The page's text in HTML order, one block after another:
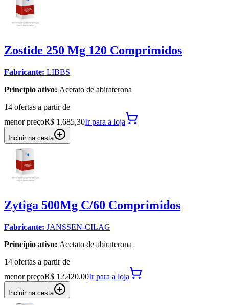
Zostide 250 Mg 120 Comprimidos
Fabricante: LIBBS
Princípio ativo: Acetato de abiraterona
14 ofertas a partir de
menor preçoR$ 1.685,30Ir para a loja
Incluir na cesta
Zytiga 500Mg C/60 Comprimidos
Fabricante: JANSSEN-CILAG
Princípio ativo: Acetato de abiraterona
14 ofertas a partir de
menor preçoR$ 12.420,00Ir para a loja
Incluir na cesta